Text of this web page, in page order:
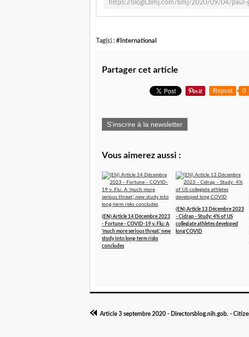
Tag(s) : #International
Partager cet article
Repost 0
S'inscrire à la newsletter
Vous aimerez aussi :
(EN) Article 14 Décembre 2023
- Fortune - COVID-19 v. Flu: A
'much more serious threat,' new
study into long-term risks
concludes
(EN) Article 13 Décembre 2023
- Cidrap - Study: 4% of US
collegiate athletes developed
long COVID